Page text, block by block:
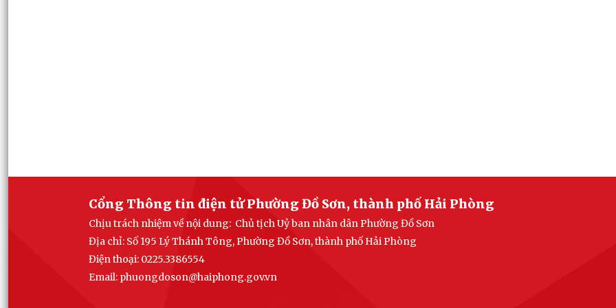
Cổng Thông tin điện tử Phường Đồ Sơn, thành phố Hải Phòng
Chịu trách nhiệm về nội dung: Chủ tịch Uỷ ban nhân dân Phường Đồ Sơn
Địa chỉ: Số 195 Lý Thánh Tông, Phường Đồ Sơn, thành phố Hải Phòng
Điện thoại: 0225.3386554
Email: phuongdoson@haiphong.gov.vn